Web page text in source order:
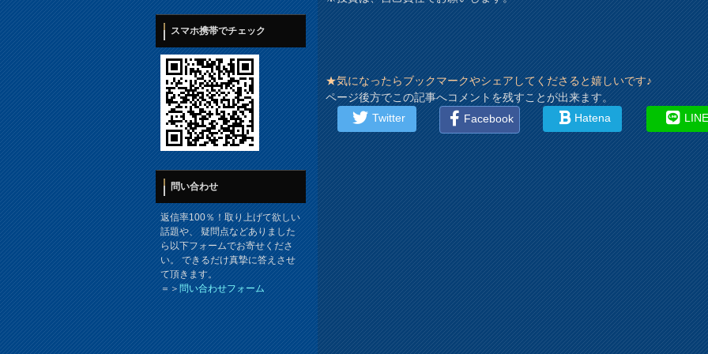
★気になったらブックマークやシェアしてくださると嬉しいです♪
ページ後方でこの記事へコメントを残すことが出来ます。
Twitter
Facebook Hatena
スマホ携帯でチェック
問い合わせ
返信率100％！取り上げて欲しい
話題や、 疑問点などありました
ら以下フォームでお寄せくださ
い。 できるだけ真摯に答えさせ
て頂きます。
＝＞問い合わせフォーム